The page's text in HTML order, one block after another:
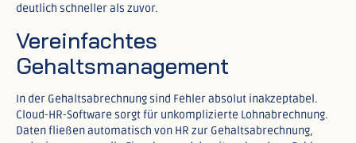
deutlich schneller als zuvor.​
Vereinfachtes
Gehaltsmanagement
In der Gehaltsabrechnung sind Fehler absolut inakzeptabel.
Cloud-HR-Software sorgt für unkomplizierte Lohnabrechnung.
Daten fließen automatisch von HR zur Gehaltsabrechnung,